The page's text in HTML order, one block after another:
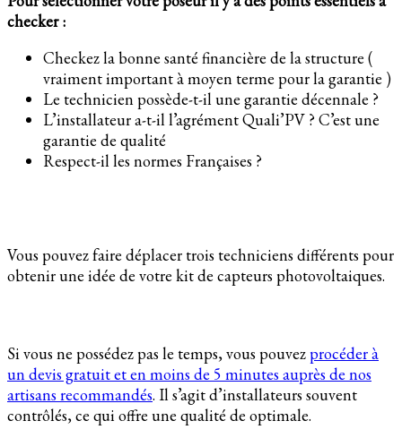
checker :
Checkez la bonne santé financière de la structure (
vraiment important à moyen terme pour la garantie )
Le technicien possède-t-il une garantie décennale ?
L’installateur a-t-il l’agrément Quali’PV ? C’est une
garantie de qualité
Respect-il les normes Françaises ?
Vous pouvez faire déplacer trois techniciens différents pour
obtenir une idée de votre kit de capteurs photovoltaiques.
Si vous ne possédez pas le temps, vous pouvezprocéder à
un devis gratuit et en moins de 5 minutes auprès de nos
artisans recommandés. Il s’agit d’installateurs souvent
contrôlés, ce qui offre une qualité de optimale.